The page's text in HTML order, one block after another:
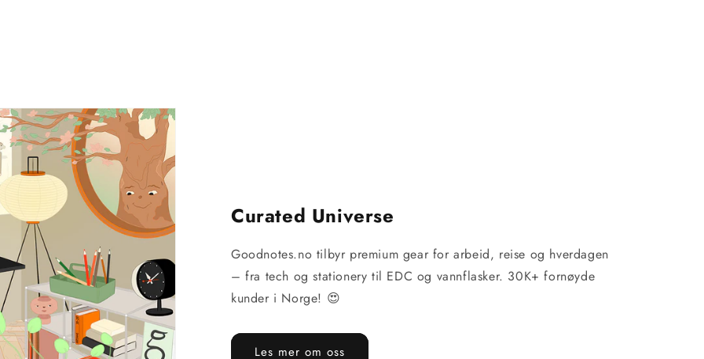
Curated Universe
Goodnotes.no tilbyr premium gear for arbeid, reise og hverdagen
– fra tech og stationery til EDC og vannflasker. 30K+ fornøyde
kunder i Norge! 😍
Les mer om oss